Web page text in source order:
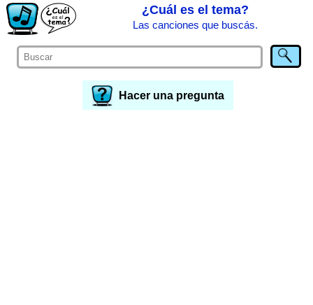
¿Cuál es el tema?
Las canciones que buscás.
Hacer una pregunta